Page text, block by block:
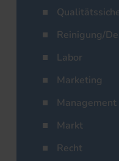
Reinigung/
Labor
Marketing
Management
Markt
Recht